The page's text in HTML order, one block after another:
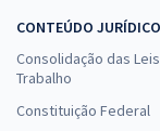
CONTEÚDO JURÍDICO
Consolidação das
Trabalho
Constituição Federal